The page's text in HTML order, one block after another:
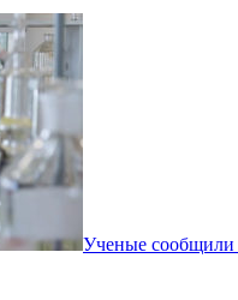
Ученые сообщили